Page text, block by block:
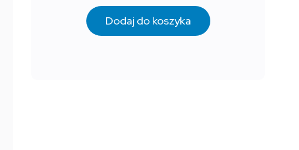
Dodaj do koszyka